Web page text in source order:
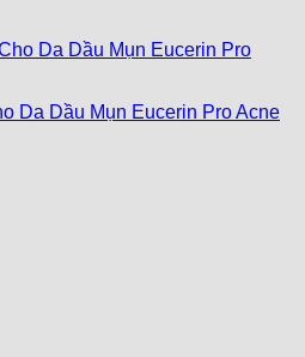
Da Dầu Mụn Eucerin Pro Acne